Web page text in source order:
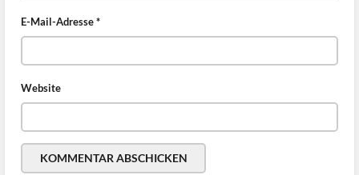
E-Mail-Adresse*
Website